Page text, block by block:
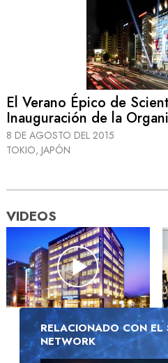
El Verano Épico de
Inauguración de la
8 DE AGOSTO DEL 2015
TOKIO, JAPÓN
VIDEOS
RELACIONADO CON EL
NETWORK